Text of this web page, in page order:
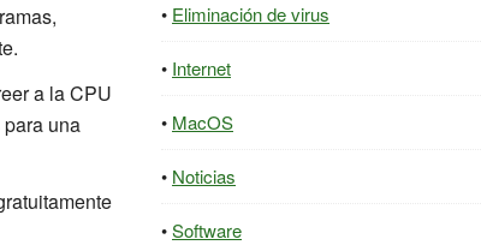
a la CPU
una
Eliminación de virus
Internet
MacOS
Noticias
Software